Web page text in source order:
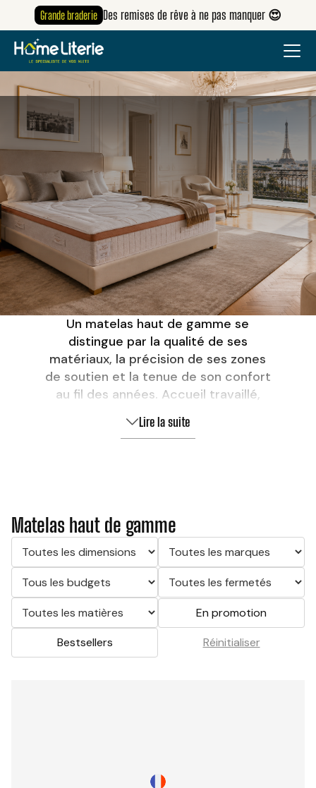
Grande braderie Des remises de rêve à ne pas manquer 😍
Un matelas haut de gamme se
distingue par la qualité de ses
matériaux, la précision de ses zones
de soutien et la tenue de son confort
au fil des années. Accueil travaillé,
techniques ou finitions inspirées de
Lire la suite
Matelas haut de gamme
En promotion
Bestsellers Réinitialiser